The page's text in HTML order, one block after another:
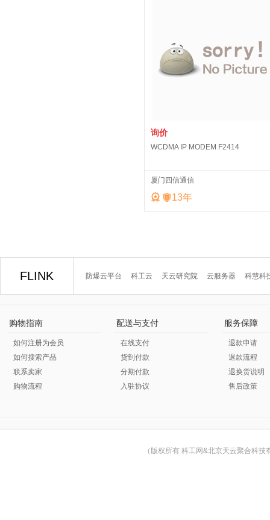
询价
WCDMA IP MODEM F2414
厦门四信通信
 13年
FLINK 防爆云平台 科工云 天云研究院 云服务器 科慧科
购物指南
如何注册为会员
如何搜索产品
联系卖家
购物流程
配送与支付
在线支付
货到付款
分期付款
入驻协议
服务保障
退款申请
退款流程
退换货说明
售后政策
（版权所有 科工网&北京天云聚合科